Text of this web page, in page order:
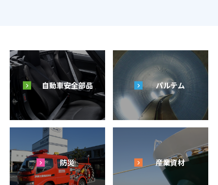
自動車安全部品 パルテム
防災 産業資材